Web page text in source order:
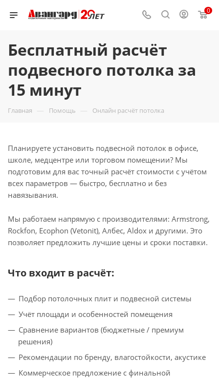
0
Бесплатный расчёт
подвесного потолка за
15 минут
Главная — Помощь — Онлайн расчёт потолка
Планируете установить подвесной потолок в офисе,
школе, медцентре или торговом помещении? Мы
подготовим для вас точный расчёт стоимости с учётом
всех параметров — быстро, бесплатно и без
навязывания.
Мы работаем напрямую с производителями: Armstrong,
Rockfon, Ecophon (Vetonit), Албес, Aldox и другими. Это
позволяет предложить лучшие цены и сроки поставки.
Что входит в расчёт:
Подбор потолочных плит и подвесной системы
Учёт площади и особенностей помещения
Сравнение вариантов (бюджетные / премиум
решения)
Рекомендации по бренду, влагостойкости, акустике
Коммерческое предложение с финальной